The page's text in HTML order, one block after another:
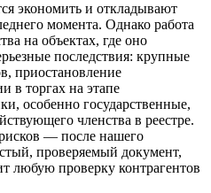
экономить и откладывают
момента. Однако работа
на объектах, где оно
последствия: крупные
приостановление
в торгах на этапе
особенно государственные,
членства в реестре.
— после нашего
проверяемый документ,
любую проверку контрагентов